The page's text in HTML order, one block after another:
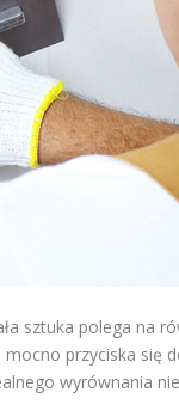
sztuka polega na
przyciska się
wyrównania